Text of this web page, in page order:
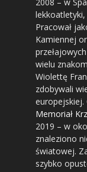
Pracował
Kamiennej
wielu
Wiolettę
zdobywali
europejskiej.
Memoriał
2019 – w
znaleziono
światowej.
szybko